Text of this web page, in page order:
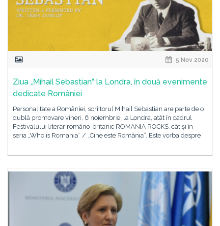
5 Nov 2020
Ziua „Mihail Sebastian” la Londra, în două evenimente
dedicate României
Personalitate a României, scriitorul Mihail Sebastian are parte de o
dublă promovare vineri, 6 noiembrie, la Londra, atât în cadrul
Festivalului literar româno-britanic ROMANIA ROCKS, cât și în
seria „Who is Romania” / „Cine este România”. Este vorba despre